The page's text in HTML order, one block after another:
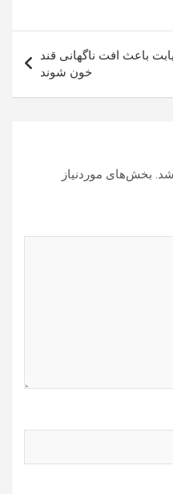
باعث افت ناگهانی قند
خون شوند
بخش‌های موردنیاز